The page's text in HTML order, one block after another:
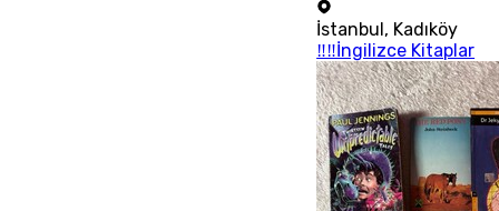
İstanbul , Kadıköy
‼‼İngilizce Kitaplar